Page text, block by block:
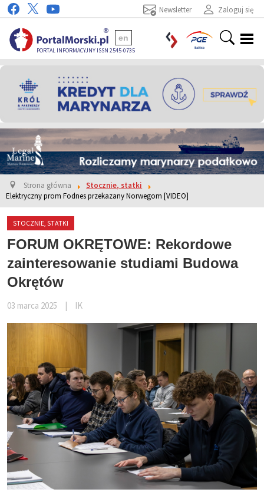
Zaloguj się
Newsletter
PORTAL INFORMACYJNY ISSN 2545-0735
en
Strona główna
Stocznie, statki
Elektryczny prom Fodnes przekazany Norwegom [VIDEO]
STOCZNIE, STATKI
FORUM OKRĘTOWE: Rekordowe
zainteresowanie studiami Budowa
Okrętów
03 marca 2025 IK